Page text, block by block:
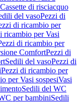
Cassette di risciacquo
del vasoPezzi di
di ricambio per
ricambio per Vasi
di ricambio per
ComfortPezzi di
Sedili del vasoPezzi di
Pezzi di ricambio per
per Vasi sospesiVasi
Sedili del WC
per bambiniSedili